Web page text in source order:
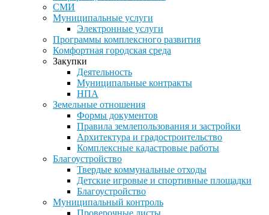
СМИ
Муниципальные услуги
Электронные услуги
Программы комплексного развития
Комфортная городская среда
Закупки
Деятельность
Муниципальные контракты
НПА
Земельные отношения
Формы документов
Правила землепользования и застройки
Архитектура и градостроительство
Комплексные кадастровые работы
Благоустройство
Твердые коммунальные отходы
Детские игровые и спортивные площадки
Благоустройство
Муниципальный контроль
Проверочные листы